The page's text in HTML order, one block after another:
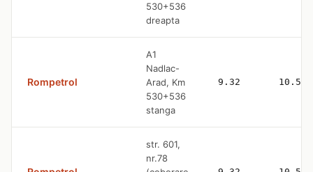
530+536
dreapta
Rompetrol
A1
Nadlac-
Arad, Km
530+536
stanga
9.32 10.59
str. 601,
nr.78